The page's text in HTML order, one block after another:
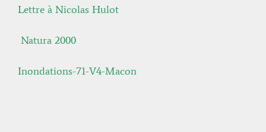
Lettre à Nicolas Hulot
Natura 2000
Inondations-71-V4-Macon